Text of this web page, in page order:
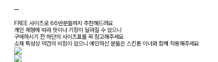
ㅡ
FREE 사이즈로 66반분들까지 추천해드려요
개인 체형에 따라 핏이나 기장이 달라질 수 있으니
구매하시기 전 하단의 사이즈표를 꼭 참고해주세요
소재 특성상 약간의 비침이 있으니 예민하신 분들은 스킨톤 이너와 함께 착용해주세요